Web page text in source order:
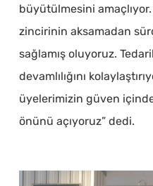
büyütülmesini
zincirinin aksamadan
sağlamış oluyoruz.
devamlılığını
üyelerimizin güven içinde
önünü açıyoruz” dedi.